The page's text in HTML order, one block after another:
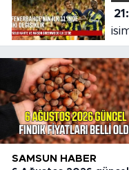
SAMSUN HABER